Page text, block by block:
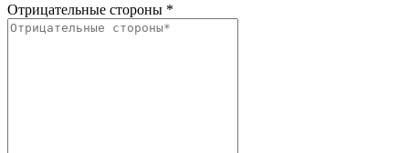
Отрицательные стороны *